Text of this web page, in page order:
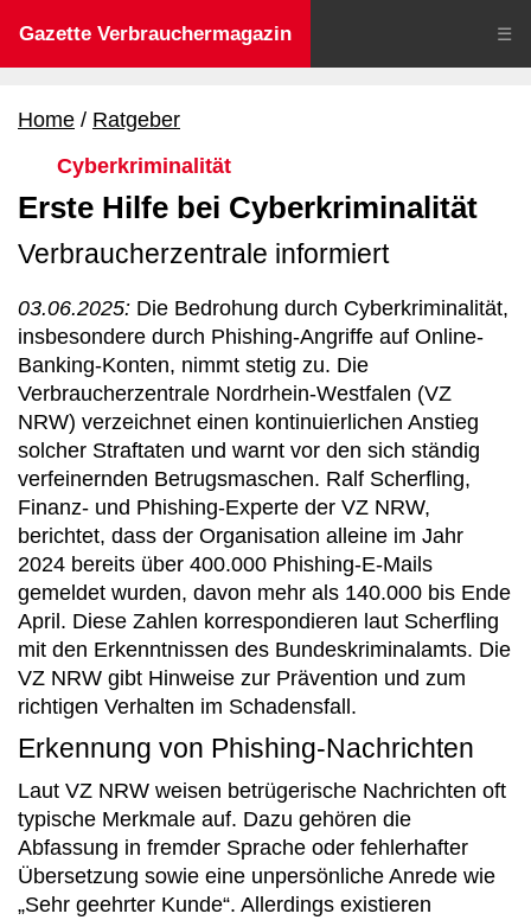
Gazette Verbrauchermagazin ☰
Home
Ratgeber
Cyberkriminalität
Erste Hilfe bei Cyberkriminalität
Verbraucherzentrale informiert
03.06.2025: Die Bedrohung durch Cyberkriminalität,
insbesondere durch Phishing-Angriffe auf Online-
Banking-Konten, nimmt stetig zu. Die
Verbraucherzentrale Nordrhein-Westfalen (VZ
NRW) verzeichnet einen kontinuierlichen Anstieg
solcher Straftaten und warnt vor den sich ständig
verfeinernden Betrugsmaschen. Ralf Scherfling,
Finanz- und Phishing-Experte der VZ NRW,
berichtet, dass der Organisation alleine im Jahr
2024 bereits über 400.000 Phishing-E-Mails
gemeldet wurden, davon mehr als 140.000 bis Ende
April. Diese Zahlen korrespondieren laut Scherfling
mit den Erkenntnissen des Bundeskriminalamts. Die
VZ NRW gibt Hinweise zur Prävention und zum
richtigen Verhalten im Schadensfall.
Erkennung von Phishing-Nachrichten
Laut VZ NRW weisen betrügerische Nachrichten oft
typische Merkmale auf. Dazu gehören die
Abfassung in fremder Sprache oder fehlerhafter
Übersetzung sowie eine unpersönliche Anrede wie
„Sehr geehrter Kunde“. Allerdings existieren